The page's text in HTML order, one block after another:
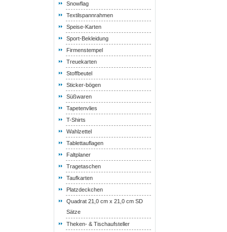
Snowflag
Textilspannrahmen
Speise-Karten
Sport-Bekleidung
Firmenstempel
Treuekarten
Stoffbeutel
Sticker-bögen
Süßwaren
Tapetenvlies
T-Shirts
Wahlzettel
Tablettauflagen
Faltplaner
Tragetaschen
Taufkarten
Platzdeckchen
Quadrat 21,0 cm x 21,0 cm SD
Sätze
Theken- & Tischaufsteller